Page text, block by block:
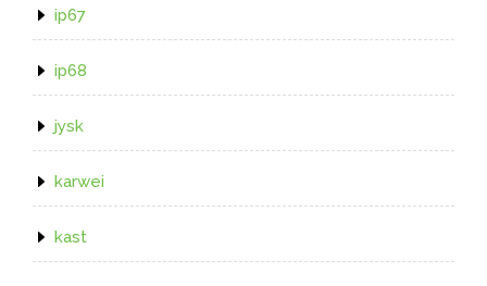
ip67
ip68
jysk
karwei
kast